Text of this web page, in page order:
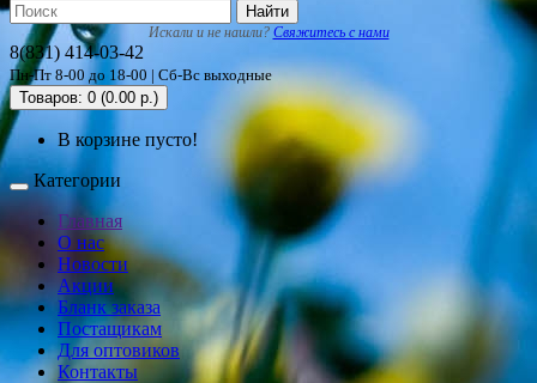
Найти
Искали и не нашли? Свяжитесь с нами
8(831) 414-03-42
Пн-Пт 8-00 до 18-00 | Сб-Вс выходные
Товаров: 0 (0.00 р.)
В корзине пусто!
Категории
Главная
О нас
Новости
Акции
Бланк заказа
Постащикам
Для оптовиков
Контакты